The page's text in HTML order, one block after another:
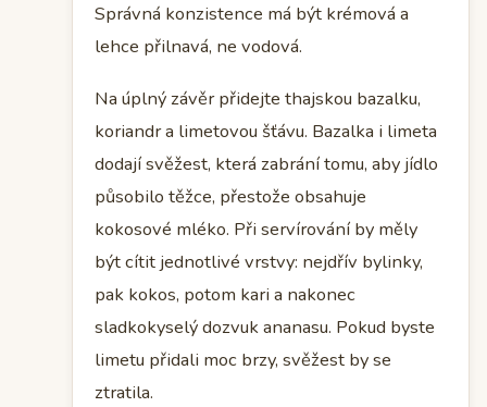
Správná konzistence má být krémová a
lehce přilnavá, ne vodová.
Na úplný závěr přidejte thajskou bazalku,
koriandr a limetovou šťávu. Bazalka i limeta
dodají svěžest, která zabrání tomu, aby jídlo
působilo těžce, přestože obsahuje
kokosové mléko. Při servírování by měly
být cítit jednotlivé vrstvy: nejdřív bylinky,
pak kokos, potom kari a nakonec
sladkokyselý dozvuk ananasu. Pokud byste
limetu přidali moc brzy, svěžest by se
ztratila.